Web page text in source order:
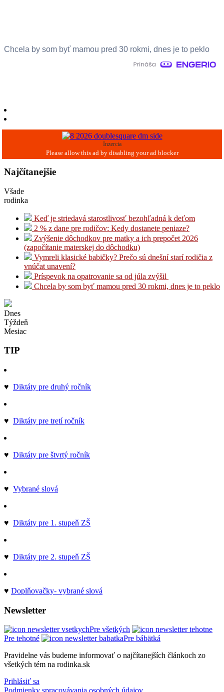
Chcela by som byť mamou pred 30 rokmi, dnes je to peklo
Inzercia
Najčítanejšie
Všade
rodinka
Keď je striedavá starostlivosť bezohľadná k deťom
2 % z dane pre rodičov: Kedy dostanete peniaze?
Zvýšenie dôchodkov pre matky a ich prepočet 2026
(započítanie materskej do dôchodku)
Vymreli klasické babičky? Prečo sú dnešní starí rodičia z
vnúčat unavení?
Príspevok na opatrovanie sa od júla zvýšil
Chcela by som byť mamou pred 30 rokmi, dnes je to peklo
Dnes
Týždeň
Mesiac
TIP
♥ Diktáty pre druhý ročník
♥ Diktáty pre tretí ročník
♥ Diktáty pre štvrtý ročník
♥ Vybrané slová
♥ Diktáty pre 1. stupeň ZŠ
♥ Diktáty pre 2. stupeň ZŠ
♥ Doplňovačky- vybrané slová
Newsletter
Pre všetkých
Pre tehotné
Pre bábätká
Pravidelne vás budeme informovať o najčítanejších článkoch zo
všetkých tém na rodinka.sk
Prihlásiť sa